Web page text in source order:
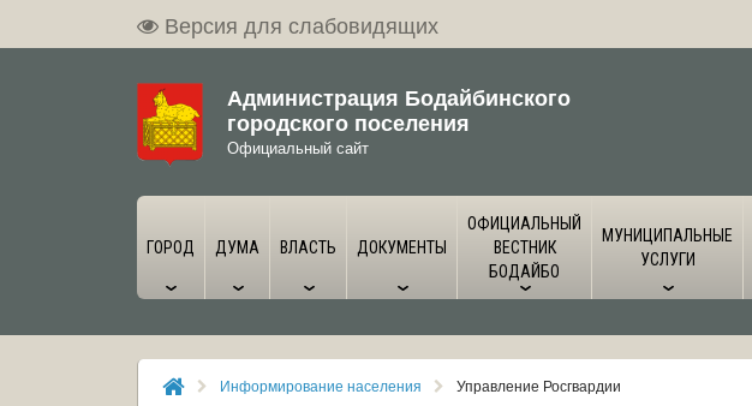
Версия для слабовидящих
Администрация Бодайбинского
городского поселения
Официальный сайт
ГОРОД ДУМА ВЛАСТЬ ДОКУМЕНТЫ
ОФИЦИАЛЬНЫЙ
ВЕСТНИК
БОДАЙБО
МУНИЦИПАЛЬНЫЕ
УСЛУГИ
Информирование населения Управление Росгвардии